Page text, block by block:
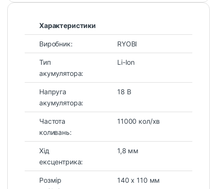
Характеристики
Виробник: RYOBI
Тип
акумулятора:
Li-Ion
Напруга
акумулятора:
18 В
Частота
коливань:
11000 кол/хв
Хід
ексцентрика:
1,8 мм
Розмір
140 х 110 мм